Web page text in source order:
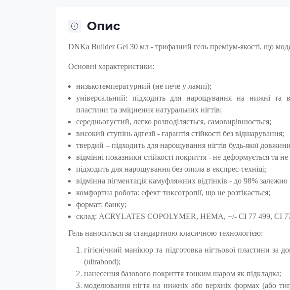
Опис
DNKa Builder Gel 30 мл - трифазний гель преміум-якості, що
Основні характеристики:
низькотемпературний (не пече у лампі);
універсальний: підходить для нарощування на нижні та
пластини та зміцнення натуральних нігтів;
середньогустий, легко розподіляється, самовирівнюється;
високий ступінь адгезії - гарантія стійкості без відшарування;
твердий – підходить для нарощування нігтів будь-якої
відмінні показники стійкості покриття - не деформується та
підходить для нарощування без опила в експрес-техніці;
відмінна пігментація камуфляжних відтінків - до 98%
комфортна робота: ефект тиксотропії, що не розтікається;
формат: банку;
склад: ACRYLATES COPOLYMER, HEMA, +/- CI 77 499, CI
Гель наноситься за стандартною класичною технологією:
гігієнічний манікюр та підготовка нігтьової пластини за
(ultrabond);
нанесення базового покриття тонким шаром як підкладка;
моделювання нігтя на нижніх або верхніх формах (або